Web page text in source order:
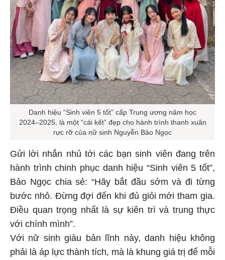
Danh hiệu “Sinh viên 5 tốt” cấp Trung ương năm học
2024–2025, là một “cái kết” đẹp cho hành trình thanh xuân
rực rỡ của nữ sinh Nguyễn Bảo Ngọc
Gửi lời nhắn nhủ tới các bạn sinh viên đang trên
hành trình chinh phục danh hiệu “Sinh viên 5 tốt”,
Bảo Ngọc chia sẻ: “Hãy bắt đầu sớm và đi từng
bước nhỏ. Đừng đợi đến khi đủ giỏi mới tham gia.
Điều quan trọng nhất là sự kiên trì và trung thực
với chính mình”.
Với nữ sinh giàu bản lĩnh này, danh hiệu không
phải là áp lực thành tích, mà là khung giá trị để mỗi